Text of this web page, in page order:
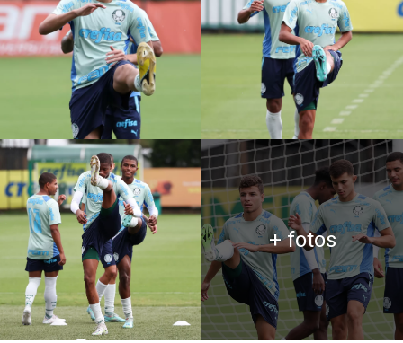
+ fotos